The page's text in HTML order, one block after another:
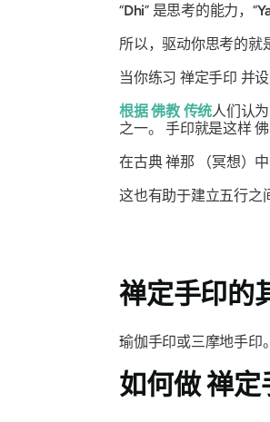
“Dhi”是思考的能力，“
所以，驱动你思考的就
当你练习 禅定手印 并
根据佛教传统人们认
之一。手印就是这样佛
在古典禅那 （冥想）
这也有助于建立五行之
禅定手印的
瑜伽手印或三摩地手印
如何做禅定